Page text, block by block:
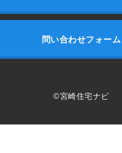
問い合わせフォーム
©宮崎住宅ナビ